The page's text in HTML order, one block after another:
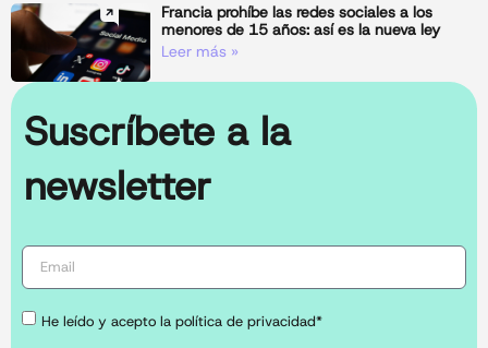
Francia prohíbe las redes sociales a los
menores de 15 años: así es la nueva ley
Leer más »
Suscríbete a la
newsletter
He leído y acepto la política de privacidad*